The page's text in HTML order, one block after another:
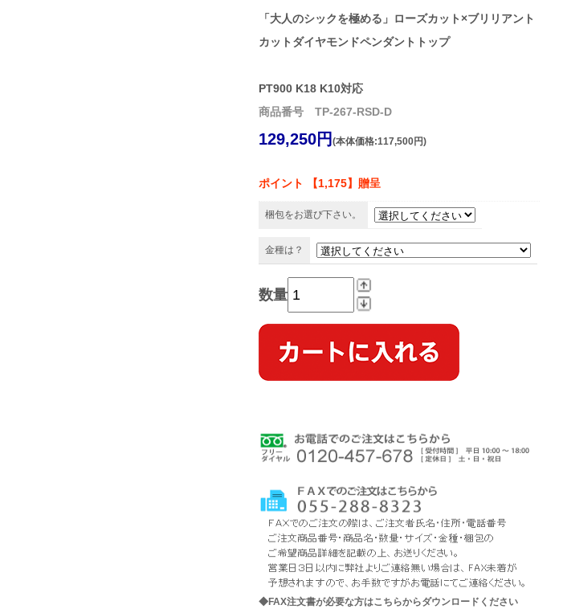
「大人のシックを極める」ローズカット×ブリリアント
カットダイヤモンドペンダントトップ
PT900 K18 K10対応
商品番号 TP-267-RSD-D
129,250円 (本体価格:117,500円)
ポイント 【1,175】贈呈
梱包をお選び下さい。
金種は？
数量
◆FAX注文書が必要な方はこちらからダウンロードください